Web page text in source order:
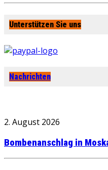
Unterstützen Sie uns
Nachrichten
2. August 2026
Bombenanschlag in